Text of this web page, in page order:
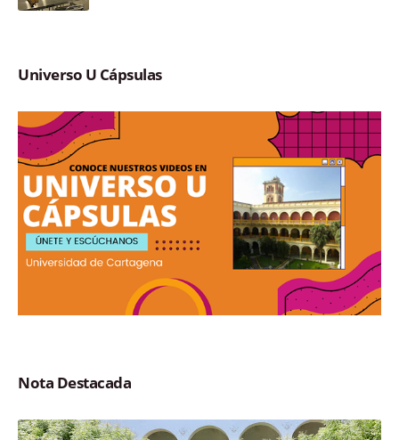
Universo U Cápsulas
Nota Destacada